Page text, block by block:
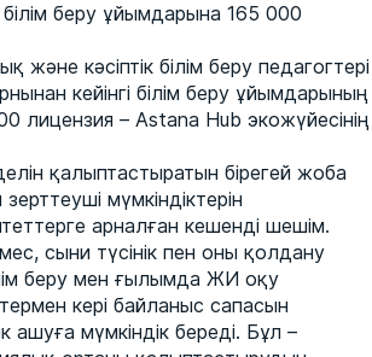
беру ұйымдарына 165 000
және кәсіптік білім беру педагогтері
кейінгі білім беру ұйымдарының
лицензия – Astana Hub экожүйесінің
қалыптастыратын бірегей жоба
мүмкіндіктерін
арналған кешенді шешім.
сыни түсінік пен оны қолдану
беру мен ғылымда ЖИ оқу
кері байланыс сапасын
ашуға мүмкіндік береді. Бұл –